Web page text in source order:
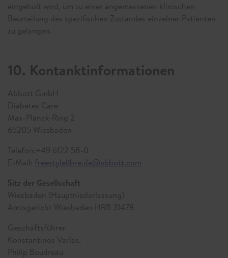
eingeholt wird, um zu einer angemessenen klinischen
Beurteilung des spezifischen Zustandes einzelner Patienten
zu gelangen.
10. Kontanktinformationen
Abbott GmbH
Diabetes Care
Max-Planck-Ring 2
65205 Wiesbaden
Telefon:+49 6122 58-0
E-Mail: freestylelibre.de@abbott.com
Sitz der Gesellschaft
Wiesbaden (Hauptniederlassung)
Amtsgericht Wiesbaden HRB 31478
Geschäftsführer
Konstantinos Varlas,
Philip Boudreau